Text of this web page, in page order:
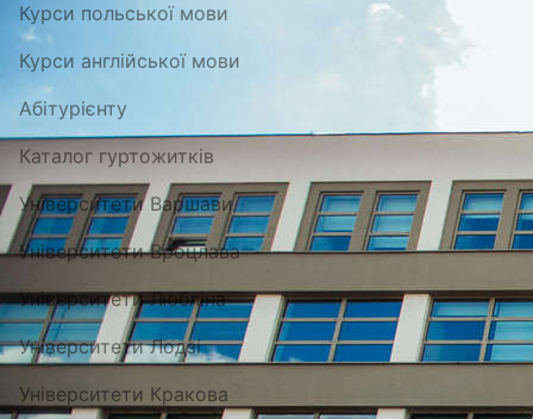
Курси польської мови
Курси англійської мови
Абітурієнту
Каталог гуртожитків
Університети Варшави
Університети Вроцлава
Університети Любліна
Університети Лодзі
Університети Кракова